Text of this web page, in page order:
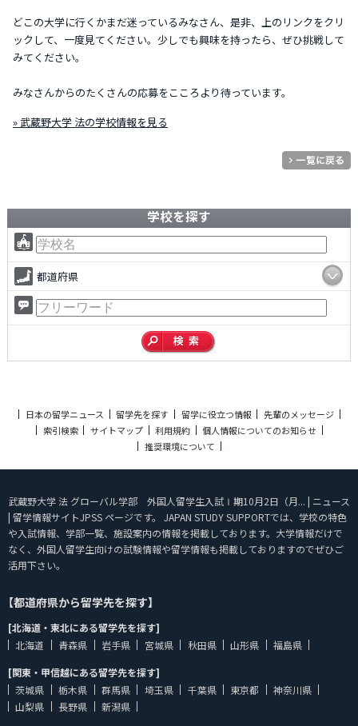
どこの大学に行くかまだ迷っているみなさん、是非、上のリンクをクリ
ックして、一度見てください。少しでも興味を持ったら、ぜひ挑戦して
みてください。
みなさんからのたくさんの応募をこころより待っています。
» 武蔵野大学 法の学校情報を見る
学校を探す
都道府県
日本の留学ニュース 留学先を探す 留学に役立つ情報
先輩のメッセージ
索引検索
サイトマップ 利用規約
個人情報についてのお知らせ
推奨環境について
武蔵野大学 法 グローバル学部 外国人留学生入試Ⅰ期10月2日（月... | ニュース
| 留学情報サイトJPSS ページです。 JAPAN STUDY SUPPORTでは、学校の特色
や入試情報、学部一覧、施設案内の情報を掲載しております。大学情報だけで
なく、外国人留学生向けの試験情報や留学情報も掲載しておりますのでぜひご
活用下さい。
【都道府県から留学先を探す】
[北海道・東北にある留学先を探す]
北海道
青森県 岩手県 宮城県 秋田県 山形県
福島県
[関東・甲信越にある留学先を探す]
茨城県
栃木県 群馬県 埼玉県 千葉県 東京都
神奈川県
山梨県
長野県
新潟県